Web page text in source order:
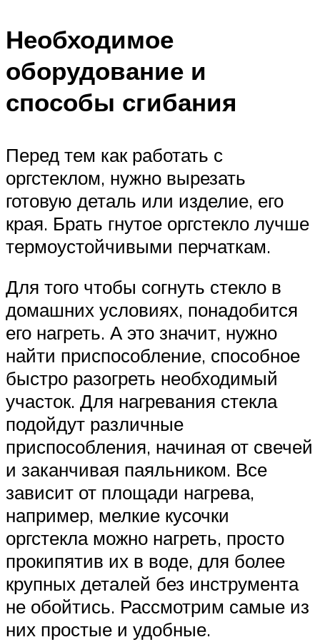
Необходимое
оборудование и
способы сгибания
Перед тем как работать с
оргстеклом, нужно вырезать
готовую деталь или изделие, его
края. Брать гнутое оргстекло лучше
термоустойчивыми перчаткам.
Для того чтобы согнуть стекло в
домашних условиях, понадобится
его нагреть. А это значит, нужно
найти приспособление, способное
быстро разогреть необходимый
участок. Для нагревания стекла
подойдут различные
приспособления, начиная от свечей
и заканчивая паяльником. Все
зависит от площади нагрева,
например, мелкие кусочки
оргстекла можно нагреть, просто
прокипятив их в воде, для более
крупных деталей без инструмента
не обойтись. Рассмотрим самые из
них простые и удобные.